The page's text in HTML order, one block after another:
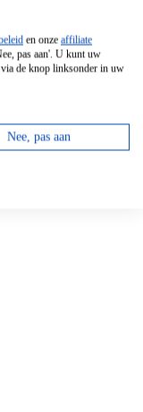
en onze affiliate
pas aan'. U kunt uw
de knop linksonder in uw
Nee, pas aan